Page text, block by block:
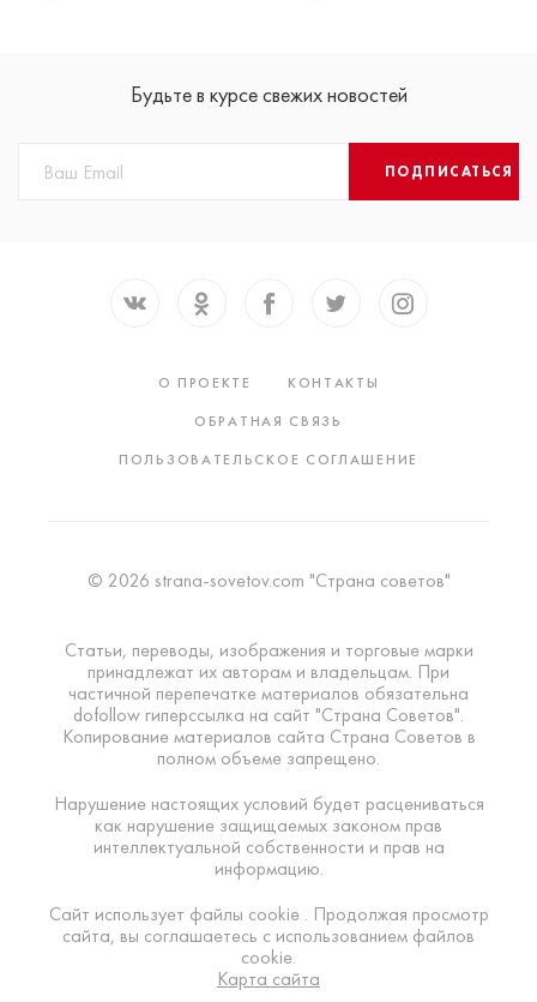
Будьте в курсе свежих новостей
ПОДПИСАТЬСЯ
О ПРОЕКТЕ
КОНТАКТЫ
ОБРАТНАЯ СВЯЗЬ
ПОЛЬЗОВАТЕЛЬСКОЕ СОГЛАШЕНИЕ
© 2026 strana-sovetov.com "Страна советов"
Статьи, переводы, изображения и торговые марки
принадлежат их авторам и владельцам. При
частичной перепечатке материалов обязательна
dofollow гиперссылка на сайт "Страна Советов".
Копирование материалов сайта Страна Советов в
полном объеме запрещено.
Нарушение настоящих условий будет расцениваться
как нарушение защищаемых законом прав
интеллектуальной собственности и прав на
информацию.
Сайт использует файлы cookie . Продолжая просмотр
сайта, вы соглашаетесь с использованием файлов
cookie.
Карта сайта